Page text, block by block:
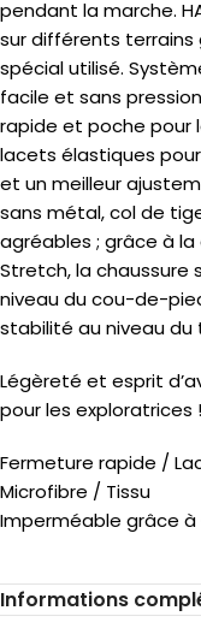
pendant la marche.
sur différents
spécial utilisé.
facile et sans
rapide et poche pour
lacets élastiques
et un meilleur
sans métal, col de
agréables ; grâce à
Stretch, la chaussure
niveau du cou-de-
stabilité au niveau du
Légèreté et esprit
pour les exploratrices !
Fermeture rapide /
Microfibre / Tissu
Imperméable grâce à
Informations